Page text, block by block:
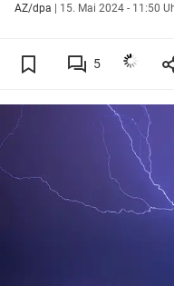
AZ/dpa | 15. Mai 2024 - 11:50
5